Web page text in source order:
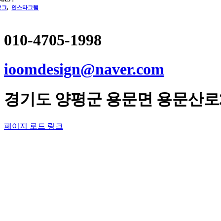
그, 인스타그램
010-4705-1998
ioomdesign@naver.com
경기도 양평군 용문면 용문산로
페이지 로드 링크